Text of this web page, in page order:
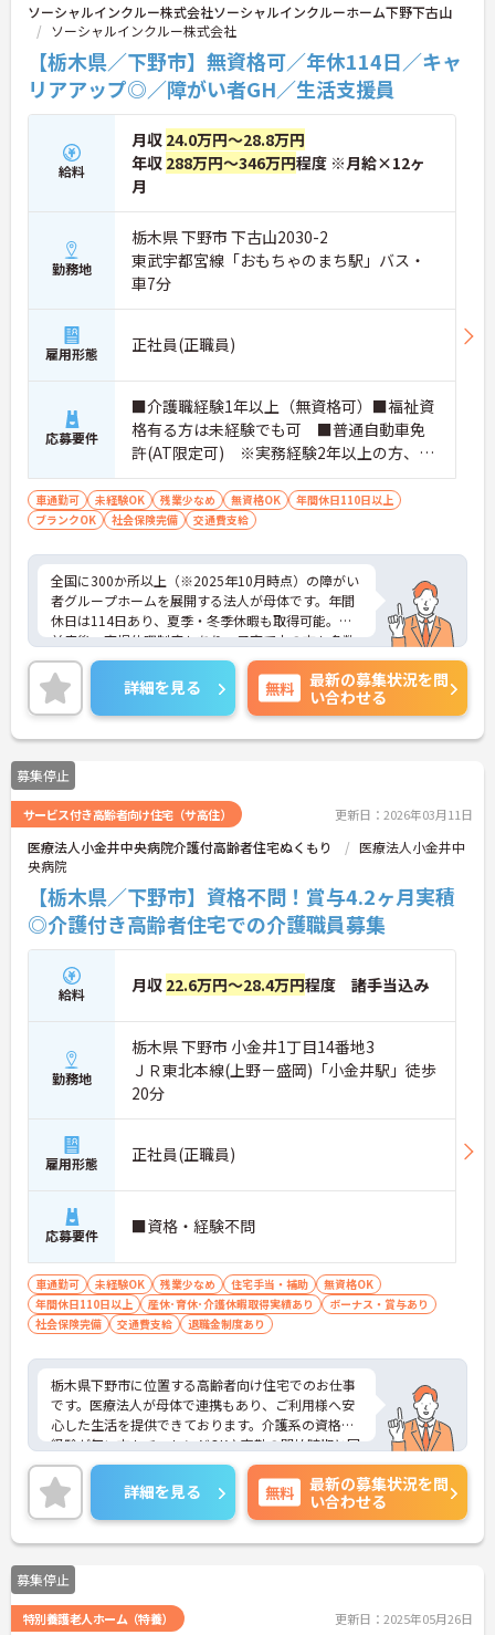
★おすすめPOINT★
・生活支援員からスタートし、サービス管理責任者
やエリアマネージャーへと続く明確なステップアッ
プの道筋が用意されています。急成長中の企業であ
るためポストも豊富にあり、専門性を高めながらマ
ネジメント職への挑戦も視野に入れていただけま
す。
・年間休日114日、残業月平均10時間程度という就
業環境に加え、産前産後休暇や育児休暇制度がしっ
かりと整備されています。オンとオフの切り替えを
明確にし、心身ともに充実した状態で長くご活躍い
ただけます。
・グループホーム一棟あたりの入居者様20名定員を
常時2～4名のスタッフで支援、国基準を上回る人員
配置や夜間複数名体制が敷かれているため、業務に
追われることなくご利用者様のペースに合わせたサ
ポートが可能です。施設も専用設計で働きやすく、
ソーシャルインクルー株式会社ソーシャルインクルーホーム下野下古山
ソーシャルインクルー株式会社
【栃木県／下野市】無資格可／年休114日／キャ
リアアップ◎／障がい者GH／生活支援員
給料
月収 24.0万円～28.8万円
年収 288万円～346万円程度 ※月給×12ヶ
月
勤務地
栃木県 下野市 下古山2030-2
東武宇都宮線「おもちゃのまち駅」バス・
車7分
雇用形態 正社員(正職員)
応募要件
■介護職経験1年以上（無資格可）■福祉資
格有る方は未経験でも可 ■普通自動車免
許(AT限定可) ※実務経験2年以上の方、障
がい者福祉に関する経験をお持ちの方大歓
迎
車通勤可 未経験OK 残業少なめ 無資格OK
年間休日110日以上
ブランクOK
社会保険完備 交通費支給
全国に300か所以上（※2025年10月時点）の障がい
者グループホームを展開する法人が母体です。年間
休日は114日あり、夏季・冬季休暇も取得可能。産
前産後・育児休暇制度もあり、子育て中の方も多数
活躍中で、ワークライフバランスを大切にしながら
働ける環境が整っています。研修制度や外部勉強会
の受講支援もあり、スキルアップもしっかりサポー
ト。将来的には管理者やエリアマネージャーへのキ
ャリアアップも目指せます。20代から60代まで幅広
い年代のスタッフが活躍しており、和やかな雰囲気
の職場です。介護経験を活かしたい方、福祉の資格
をお持ちの方、安定した法人でキャリアを築きたい
方におすすめです。
★おすすめPOINT★
・生活支援員からスタートし、サービス管理責任者
やエリアマネージャーへと続く明確なステップアッ
プの道筋が用意されています。急成長中の企業であ
るためポストも豊富にあり、専門性を高めながらマ
す。
・年間休日114日、残業月平均10時間程度という就
業環境に加え、産前産後休暇や育児休暇制度がしっ
かりと整備されています。オンとオフの切り替えを
明確にし、心身ともに充実した状態で長くご活躍い
ただけます。
・グループホーム一棟あたりの入居者様20名定員を
常時2～4名のスタッフで支援、国基準を上回る人員
配置や夜間複数名体制が敷かれているため、業務に
追われることなくご利用者様のペースに合わせたサ
ご自身の理想とする福祉を実践できる環境が整って
います。
詳細を見る 無料
最新の募集状況を問
い合わせる
募集停止
サービス付き高齢者向け住宅（サ高住） 更新日：2026年03月11日
医療法人小金井中央病院介護付高齢者住宅ぬくもり
医療法人小金井中
央病院
【栃木県／下野市】資格不問！賞与4.2ヶ月実積
◎介護付き高齢者住宅での介護職員募集
給料 月収 22.6万円～28.4万円程度 諸手当込み
勤務地
栃木県 下野市 小金井1丁目14番地3
ＪＲ東北本線(上野－盛岡)「小金井駅」徒歩
20分
雇用形態 正社員(正職員)
応募要件 ■資格・経験不問
車通勤可 未経験OK 残業少なめ 住宅手当・補助
無資格OK
年間休日110日以上
産休･育休･介護休暇取得実績あり
ボーナス・賞与あり
社会保険完備
交通費支給 退職金制度あり
栃木県下野市に位置する高齢者向け住宅でのお仕事
です。医療法人が母体で連携もあり、ご利用様へ安
心した生活を提供できております。介護系の資格や
経験が無い方もチャレンジOK♪夜勤の開始時期と回
数については業務の習熟度をみながら相談できるた
め安心です。賞与は4.2ヵ月の支給実績がありモチベ
ーションにもつながります。ご興味のある方には、
面接対策ポイントなど、さらに詳細をお話しいたし
ますのでお気軽にご相談ください！
詳細を見る 無料
最新の募集状況を問
い合わせる
募集停止
特別養護老人ホーム（特養） 更新日：2025年05月26日